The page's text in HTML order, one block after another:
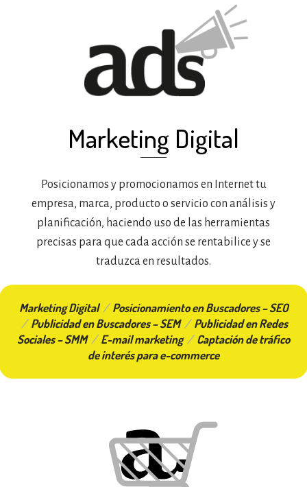
Marketing Digital
Posicionamos y promocionamos en Internet tu
empresa, marca, producto o servicio con análisis y
planificación, haciendo uso de las herramientas
precisas para que cada acción se rentabilice y se
traduzca en resultados.
Marketing Digital / Posicionamiento en Buscadores – SEO
/ Publicidad en Buscadores – SEM / Publicidad en Redes
Sociales – SMM / E-mail marketing / Captación de tráfico
de interés para e-commerce